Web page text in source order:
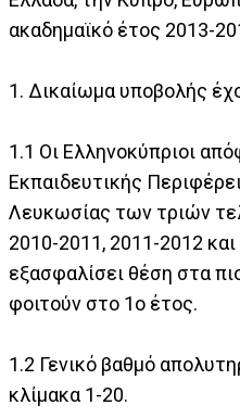
ακαδημαϊκό έτος 2013-
1. Δικαίωμα υποβολής
1.1 Οι Ελληνοκύπριοι
Εκπαιδευτικής
Λευκωσίας των τριών
2010-2011, 2011-2012
εξασφαλίσει θέση στα
φοιτούν στο 1ο έτος.
1.2 Γενικό βαθμό
κλίμακα 1-20.